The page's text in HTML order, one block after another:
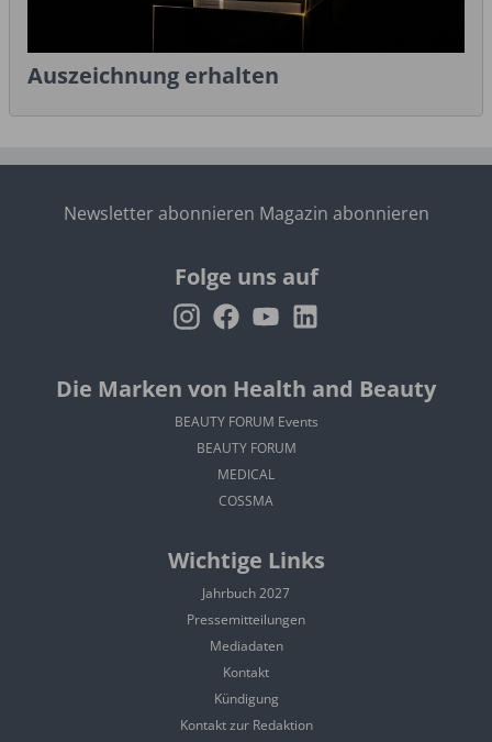
Auszeichnung erhalten
Newsletter abonnieren Magazin abonnieren
Folge uns auf
Die Marken von Health and Beauty
BEAUTY FORUM Events
BEAUTY FORUM
MEDICAL
COSSMA
Wichtige Links
Jahrbuch 2027
Pressemitteilungen
Mediadaten
Kontakt
Kündigung
Kontakt zur Redaktion